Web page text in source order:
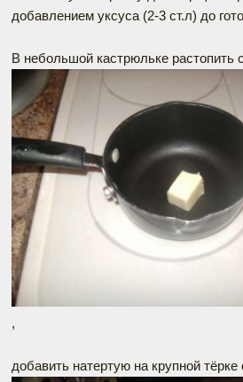
добавлением уксуса (2-3 ст.л) до
В небольшой кастрюльке растопить
,
добавить натертую на крупной тёрке